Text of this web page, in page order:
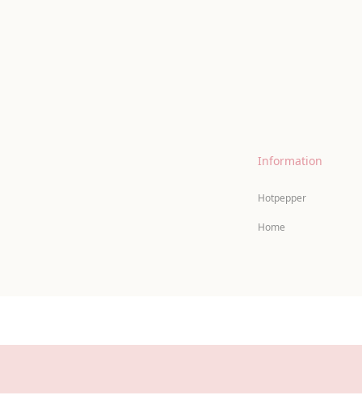
Information
Hotpepper
Home